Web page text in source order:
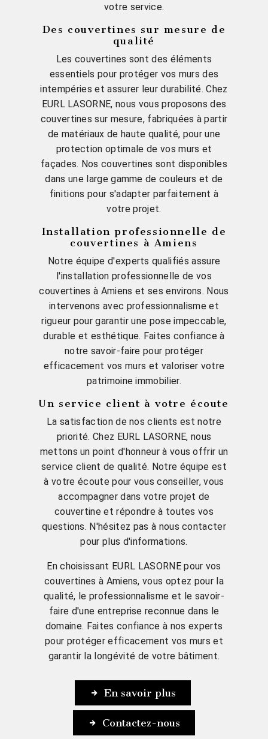
votre service.
Des couvertines sur mesure de
qualité
Les couvertines sont des éléments
essentiels pour protéger vos murs des
intempéries et assurer leur durabilité. Chez
EURL LASORNE, nous vous proposons des
couvertines sur mesure, fabriquées à partir
de matériaux de haute qualité, pour une
protection optimale de vos murs et
façades. Nos couvertines sont disponibles
dans une large gamme de couleurs et de
finitions pour s'adapter parfaitement à
votre projet.
Installation professionnelle de
couvertines à Amiens
Notre équipe d'experts qualifiés assure
l'installation professionnelle de vos
couvertines à Amiens et ses environs. Nous
intervenons avec professionnalisme et
rigueur pour garantir une pose impeccable,
durable et esthétique. Faites confiance à
notre savoir-faire pour protéger
efficacement vos murs et valoriser votre
patrimoine immobilier.
Un service client à votre écoute
La satisfaction de nos clients est notre
priorité. Chez EURL LASORNE, nous
mettons un point d'honneur à vous offrir un
service client de qualité. Notre équipe est
à votre écoute pour vous conseiller, vous
accompagner dans votre projet de
couvertine et répondre à toutes vos
questions. N'hésitez pas à nous contacter
pour plus d'informations.
En choisissant EURL LASORNE pour vos
couvertines à Amiens, vous optez pour la
qualité, le professionnalisme et le savoir-
faire d'une entreprise reconnue dans le
domaine. Faites confiance à nos experts
pour protéger efficacement vos murs et
garantir la longévité de votre bâtiment.
En savoir plus
Contactez-nous